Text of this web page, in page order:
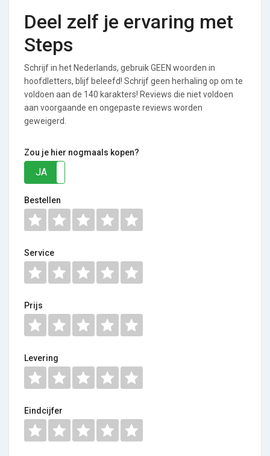
Deel zelf je ervaring met
Steps
Schrijf in het Nederlands, gebruik GEEN woorden in
hoofdletters, blijf beleefd! Schrijf geen herhaling op om te
voldoen aan de 140 karakters! Reviews die niet voldoen
aan voorgaande en ongepaste reviews worden
geweigerd.
Zou je hier nogmaals kopen?
JA
Bestellen
Service
Prijs
Levering
Eindcijfer